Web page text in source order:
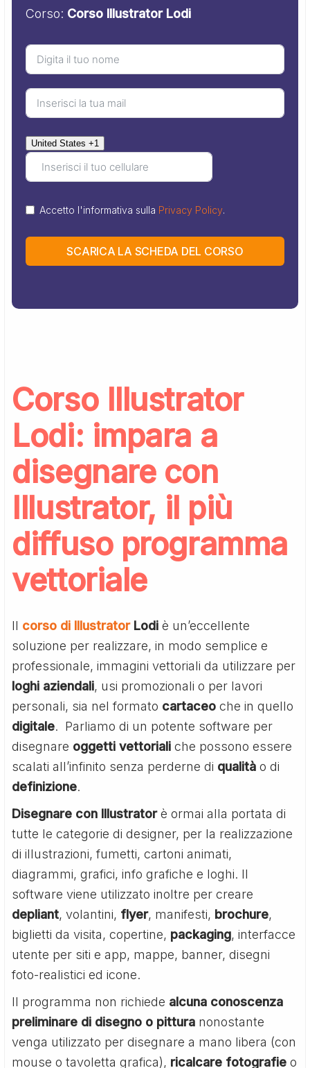
Corso: Corso Illustrator Lodi
United States +1
Accetto l'informativa sulla Privacy Policy.
SCARICA LA SCHEDA DEL CORSO
Corso Illustrator
Lodi: impara a
disegnare con
Illustrator, il più
diffuso programma
vettoriale
Il corso di IllustratorLodi è un’eccellente
soluzione per realizzare, in modo semplice e
professionale, immagini vettoriali da utilizzare per
loghi aziendali, usi promozionali o per lavori
personali, sia nel formato cartaceo che in quello
digitale. Parliamo di un potente software per
disegnare oggetti vettoriali che possono essere
scalati all’infinito senza perderne di qualità o di
definizione.
Disegnare con Illustratorè ormai alla portata di
tutte le categorie di designer, per la realizzazione
di illustrazioni, fumetti, cartoni animati,
diagrammi, grafici, info grafiche e loghi. Il
software viene utilizzato inoltre per creare
depliant, volantini, flyer, manifesti, brochure,
biglietti da visita, copertine, packaging, interfacce
utente per siti e app, mappe, banner, disegni
foto-realistici ed icone.
Il programma non richiede alcuna conoscenza
preliminare di disegno o pittura nonostante
venga utilizzato per disegnare a mano libera (con
mouse o tavoletta grafica), ricalcare fotografie o